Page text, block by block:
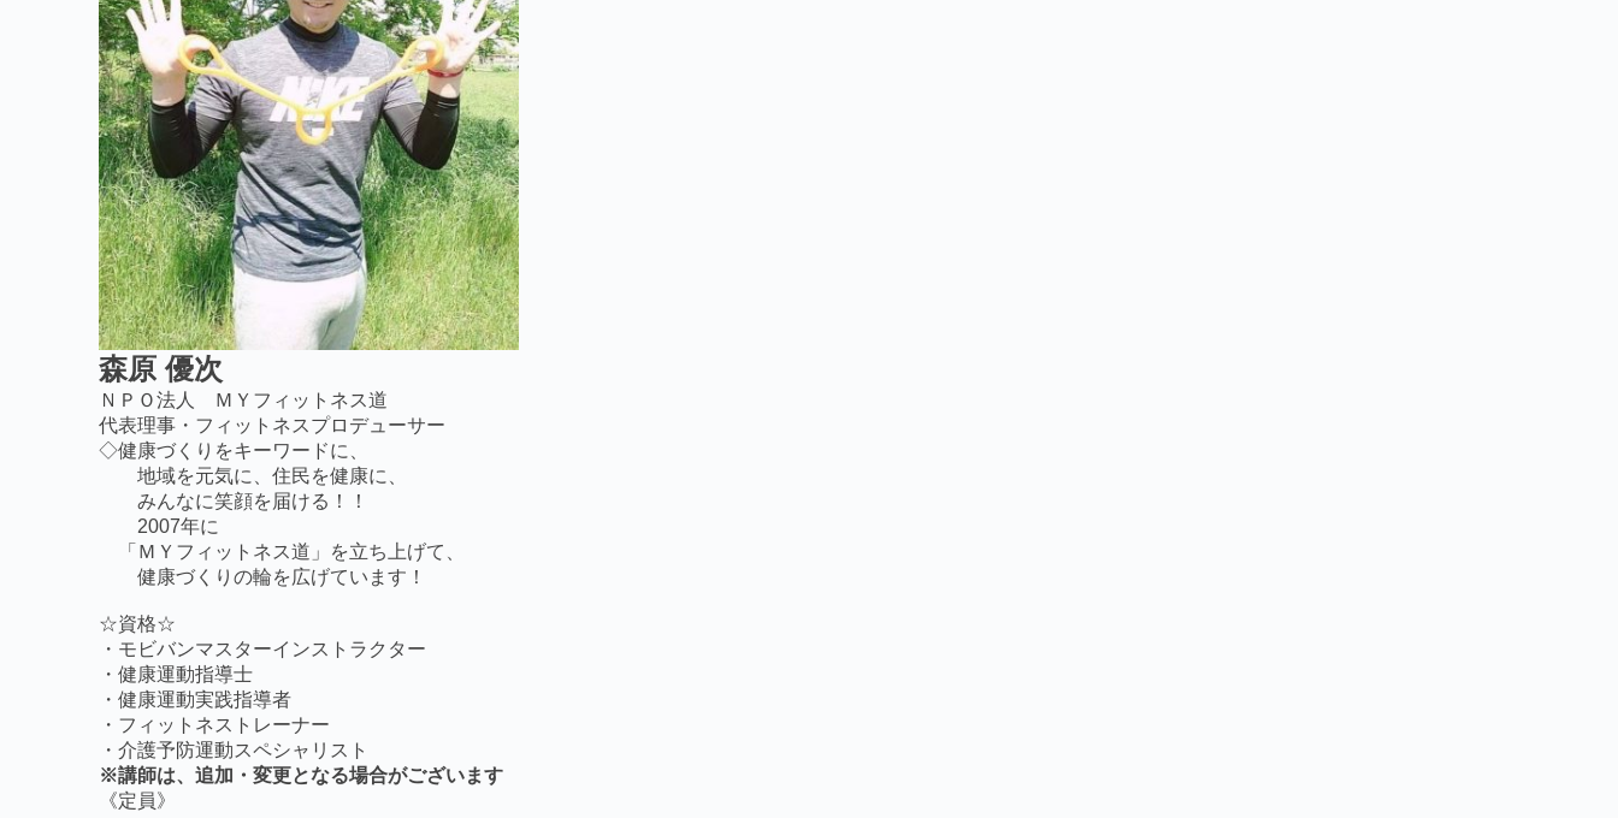
森原 優次
ＮＰＯ法人 ＭＹフィットネス道
代表理事・フィットネスプロデューサー
◇健康づくりをキーワードに、
地域を元気に、住民を健康に、
みんなに笑顔を届ける！！
2007年に
「ＭＹフィットネス道」を立ち上げて、
健康づくりの輪を広げています！
☆資格☆
・モビバンマスターインストラクター
・健康運動指導士
・健康運動実践指導者
・フィットネストレーナー
・介護予防運動スペシャリスト
※講師は、追加・変更となる場合がございます
《定員》